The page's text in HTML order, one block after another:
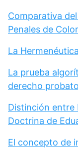
Comparativa
Penales de
La
La prueba
derecho
Distinción entre
Doctrina de
El concepto de